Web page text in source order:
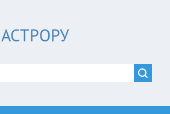
АСТРОРУ